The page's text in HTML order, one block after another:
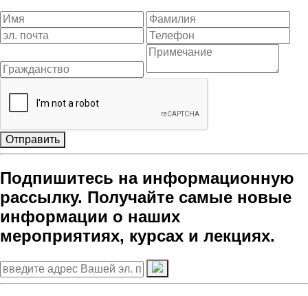
Отправить
Подпишитесь на информационную
рассылку. Получайте самые новые
информации о наших
мероприятиях, курсах и лекциях.